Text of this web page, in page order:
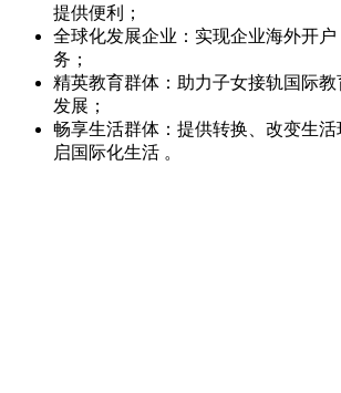
提供便利；
全球化发展企业：实现企业海外开
务；
精英教育群体：助力子女接轨国际
发展；
畅享生活群体：提供转换、改变生
启国际化生活 。